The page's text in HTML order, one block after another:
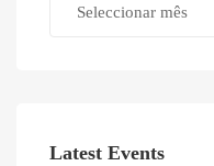
Latest Events